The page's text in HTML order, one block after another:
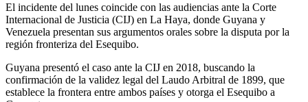
El incidente del lunes coincide con las audiencias ante la Corte
Internacional de Justicia (CIJ) en La Haya, donde Guyana y
Venezuela presentan sus argumentos orales sobre la disputa por la
región fronteriza del Esequibo.
Guyana presentó el caso ante la CIJ en 2018, buscando la
confirmación de la validez legal del Laudo Arbitral de 1899, que
establece la frontera entre ambos países y otorga el Esequibo a